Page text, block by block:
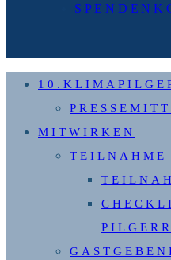
MITWIRKEN
TEILNAHME